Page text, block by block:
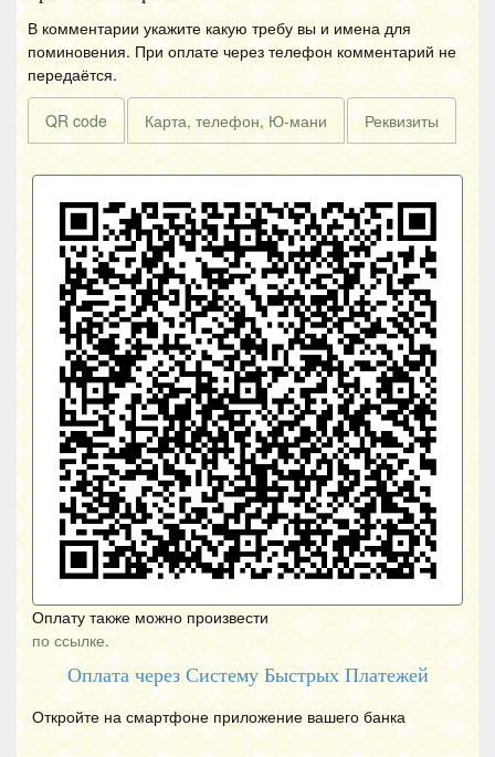
В комментарии укажите какую требу вы и имена для
поминовения. При оплате через телефон комментарий не
передаётся.
QR code Карта, телефон, Ю-мани Реквизиты
Оплату также можно произвести
по ссылке.
Оплата через Систему Быстрых Платежей
Откройте на смартфоне приложение вашего банка